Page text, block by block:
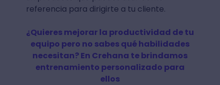
referencia para dirigirte a tu cliente.
¿Quieres mejorar la productividad de tu
equipo pero no sabes qué habilidades
necesitan? En Crehana te brindamos
entrenamiento personalizado para
ellos